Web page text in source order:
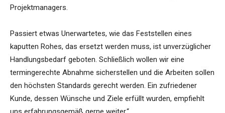
Projektmanagers.
Passiert etwas Unerwartetes, wie das Feststellen eines
kaputten Rohes, das ersetzt werden muss, ist unverzüglicher
Handlungsbedarf geboten. Schließlich wollen wir eine
termingerechte Abnahme sicherstellen und die Arbeiten sollen
den höchsten Standards gerecht werden. Ein zufriedener
Kunde, dessen Wünsche und Ziele erfüllt wurden, empfiehlt